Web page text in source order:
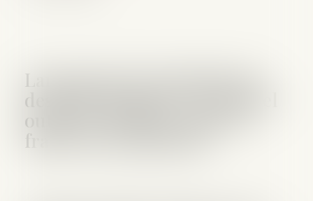
Lancement de la plateforme
des IBAN suspects : un nouvel
outil-clé de lutte contre la